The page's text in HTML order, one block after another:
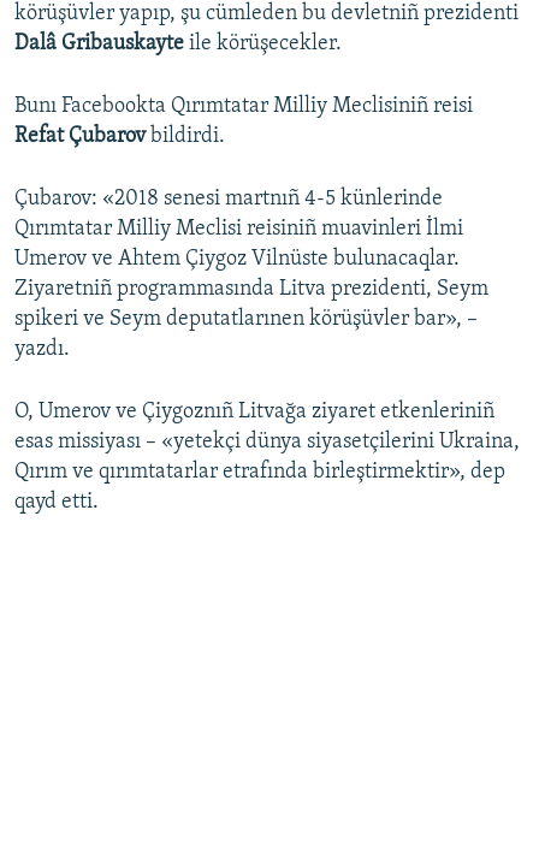
RFE/RS bütün saytları
körüşüvler yapıp, şu cümleden bu devletniñ prezidenti
Dalâ Gribauskayte ile körüşecekler.
Bunı Facebookta Qırımtatar Milliy Meclisiniñ reisi
Refat Çubarovbildirdi.
Çubarov: «2018 senesi martnıñ 4-5 künlerinde
Qırımtatar Milliy Meclisi reisiniñ muavinleri İlmi
Umerov ve Ahtem Çiygoz Vilnüste bulunacaqlar.
Ziyaretniñ programmasında Litva prezidenti, Seym
spikeri ve Seym deputatlarınen körüşüvler bar», –
yazdı.
O, Umerov ve Çiygoznıñ Litvağa ziyaret etkenleriniñ
esas missiyası – «yetekçi dünya siyasetçilerini Ukraina,
Qırım ve qırımtatarlar etrafında birleştirmektir», dep
qayd etti.